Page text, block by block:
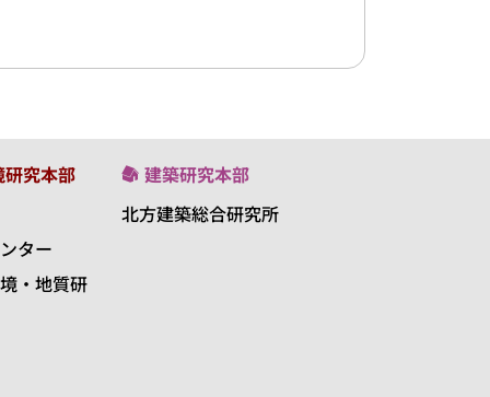
研究本部
ター
・地質研
建築研究本部
北方建築総合研究所